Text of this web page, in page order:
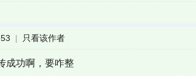
| 只看该作者
成功啊，要咋整